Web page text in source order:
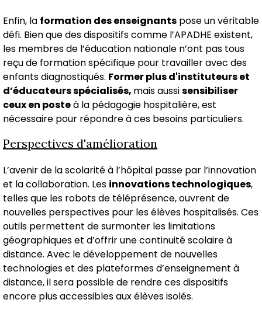
Enfin, la formation des enseignants pose un véritable
défi. Bien que des dispositifs comme l’APADHE existent,
les membres de l’éducation nationale n’ont pas tous
reçu de formation spécifique pour travailler avec des
enfants diagnostiqués. Former plus d'instituteurs et
d’éducateurs spécialisés, mais aussisensibiliser
ceux en posteà la pédagogie hospitalière, est
nécessaire pour répondre à ces besoins particuliers.
Perspectives d'amélioration
L’avenir de la scolarité à l’hôpital passe par l’innovation
et la collaboration. Les innovations technologiques,
telles que les robots de téléprésence, ouvrent de
nouvelles perspectives pour les élèves hospitalisés. Ces
outils permettent de surmonter les limitations
géographiques et d’offrir une continuité scolaire à
distance. Avec le développement de nouvelles
technologies et des plateformes d’enseignement à
distance, il sera possible de rendre ces dispositifs
encore plus accessibles aux élèves isolés.